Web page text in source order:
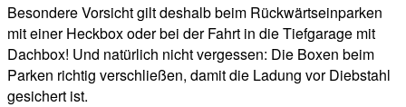
Besondere Vorsicht gilt deshalb beim Rückwärtseinparken
mit einer Heckbox oder bei der Fahrt in die Tiefgarage mit
Dachbox! Und natürlich nicht vergessen: Die Boxen beim
Parken richtig verschließen, damit die Ladung vor Diebstahl
gesichert ist.